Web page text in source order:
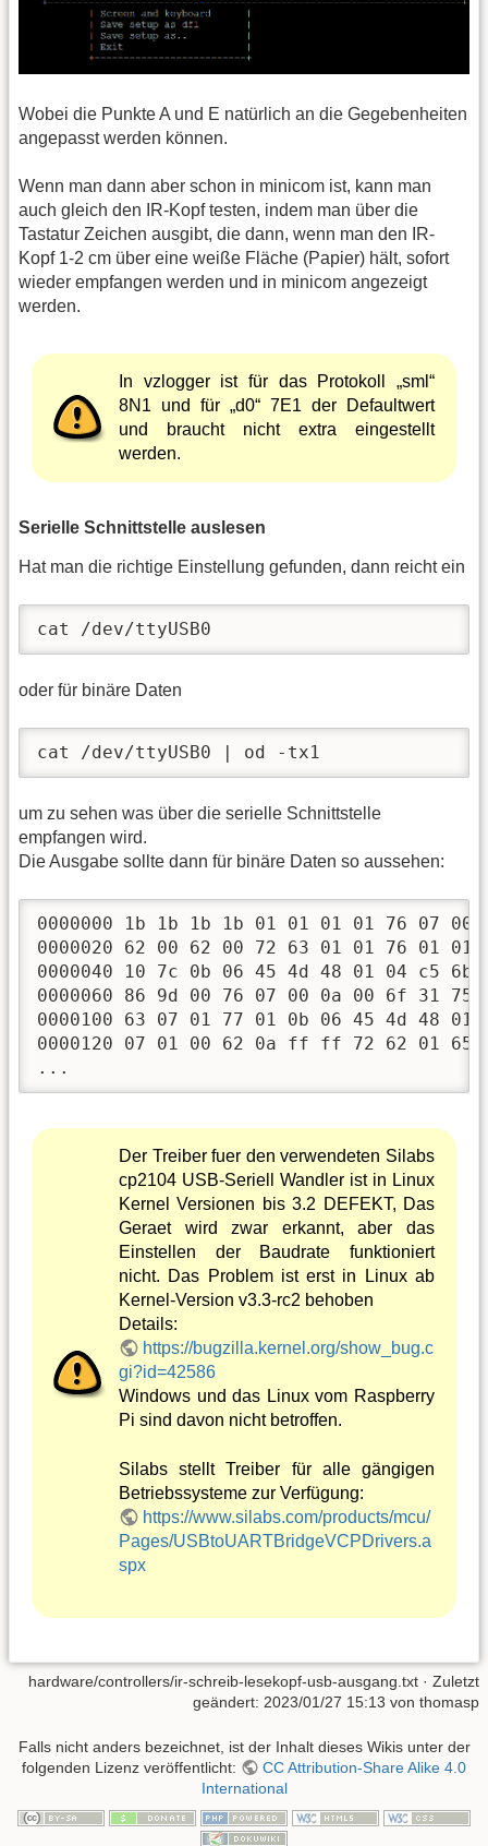
Wobei die Punkte A und E natürlich an die Gegebenheiten
angepasst werden können.
Wenn man dann aber schon in minicom ist, kann man
auch gleich den IR-Kopf testen, indem man über die
Tastatur Zeichen ausgibt, die dann, wenn man den IR-
Kopf 1-2 cm über eine weiße Fläche (Papier) hält, sofort
wieder empfangen werden und in minicom angezeigt
werden.
In vzlogger ist für das Protokoll „sml“
8N1 und für „d0“ 7E1 der Defaultwert
und braucht nicht extra eingestellt
werden.
Serielle Schnittstelle auslesen
Hat man die richtige Einstellung gefunden, dann reicht ein
cat /dev/ttyUSB0
oder für binäre Daten
cat /dev/ttyUSB0 | od -tx1
um zu sehen was über die serielle Schnittstelle
empfangen wird.
Die Ausgabe sollte dann für binäre Daten so aussehen:
0000000 1b 1b 1b 1b 01 01 01 01 76 07
0000020 62 00 62 00 72 63 01 01 76 01 01
0000040 10 7c 0b 06 45 4d 48 01 04 c5 6b
0000060 86 9d 00 76 07 00 0a 00 6f 31 75
0000100 63 07 01 77 01 0b 06 45 4d 48 01
0000120 07 01 00 62 0a ff ff 72 62 01 65
...
Der Treiber fuer den verwendeten Silabs
cp2104 USB-Seriell Wandler ist in Linux
Kernel Versionen bis 3.2 DEFEKT, Das
Geraet wird zwar erkannt, aber das
Einstellen der Baudrate funktioniert
nicht. Das Problem ist erst in Linux ab
Kernel-Version v3.3-rc2 behoben
Details:
https://bugzilla.kernel.org/show_bug.c
gi?id=42586
Windows und das Linux vom Raspberry
Pi sind davon nicht betroffen.
Silabs stellt Treiber für alle gängigen
Betriebssysteme zur Verfügung:
https://www.silabs.com/products/mcu/
Pages/USBtoUARTBridgeVCPDrivers.a
spx
hardware/controllers/ir-schreib-lesekopf-usb-ausgang.txt · Zuletzt
geändert: 2023/01/27 15:13 von thomasp
Falls nicht anders bezeichnet, ist der Inhalt dieses Wikis unter der
folgenden Lizenz veröffentlicht:
CC Attribution-Share Alike 4.0
International